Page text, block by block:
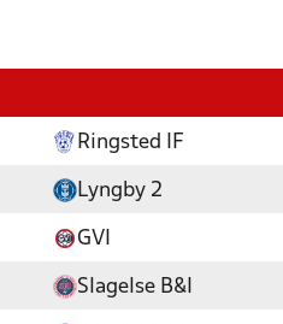
Ringsted IF
Lyngby 2
GVI
Slagelse B&I